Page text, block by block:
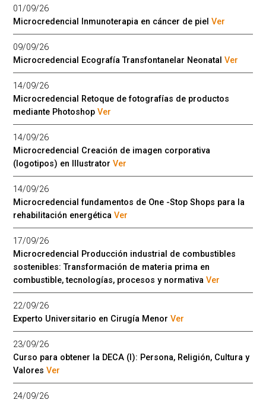
01/09/26
Microcredencial Inmunoterapia en cáncer de pielVer
09/09/26
Microcredencial Ecografía Transfontanelar NeonatalVer
14/09/26
Microcredencial Retoque de fotografías de productos
mediante PhotoshopVer
14/09/26
Microcredencial Creación de imagen corporativa
(logotipos) en IllustratorVer
14/09/26
Microcredencial fundamentos de One -Stop Shops para la
rehabilitación energéticaVer
17/09/26
Microcredencial Producción industrial de combustibles
sostenibles: Transformación de materia prima en
combustible, tecnologías, procesos y normativaVer
22/09/26
Experto Universitario en Cirugía MenorVer
23/09/26
Curso para obtener la DECA (I): Persona, Religión, Cultura y
ValoresVer
24/09/26